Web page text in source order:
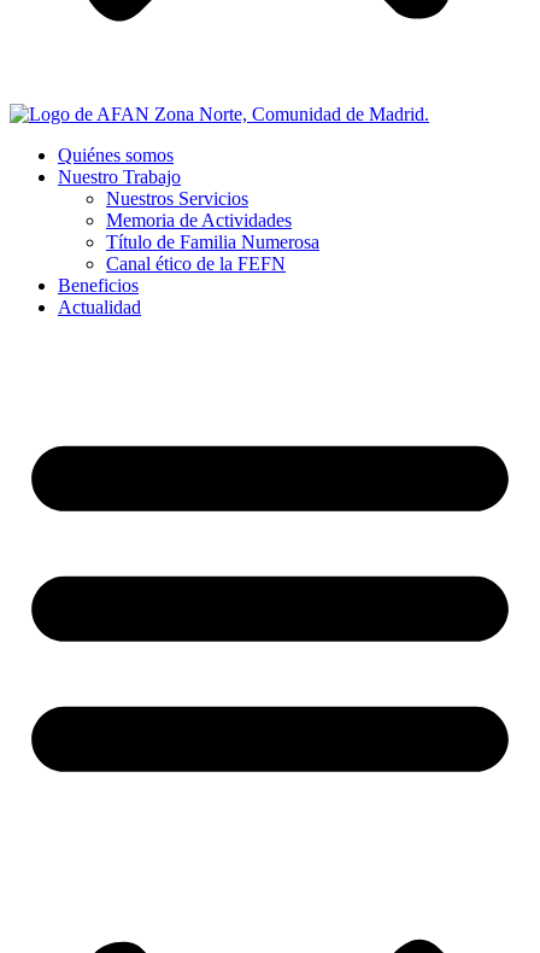
Quiénes somos
Nuestro Trabajo
Nuestros Servicios
Memoria de Actividades
Título de Familia Numerosa
Canal ético de la FEFN
Beneficios
Actualidad